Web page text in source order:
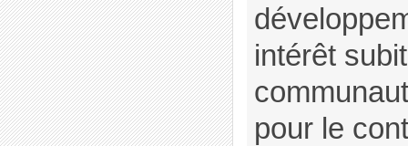
intérêt
pour le